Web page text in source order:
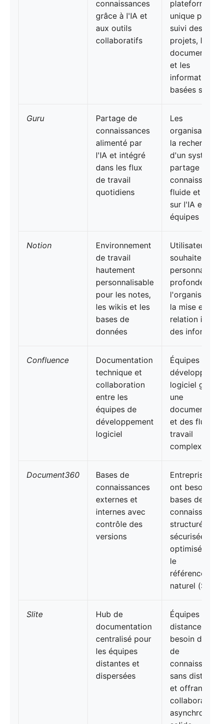
connaissances
grâce à l'IA et
aux outils
collaboratifs
plateforme
unique pour
suivi des
projets, la
et les
informations
basées sur
Guru
Partage de
connaissances
alimenté par
l'IA et intégré
dans les flux
de travail
quotidiens
Les
la recherche
d'un
partage des
fluide et basé
sur l'IA entre
équipes
Notion
Environnement
de travail
hautement
personnalisable
pour les notes,
les wikis et les
bases de
données
Utilisateurs
souhaitent
profondeur
la mise en
relation
des
Confluence
Documentation
technique et
collaboration
entre les
équipes de
développement
logiciel
Équipes de
logiciel
une
et des flux
travail
complexes
Document360
Bases de
connaissances
externes et
internes avec
contrôle des
versions
Entreprises
ont besoin
bases de
structurées,
sécurisées et
optimisées
le
naturel (SEO)
Slite
Hub de
documentation
centralisé pour
les équipes
distantes et
dispersées
Équipes à
distance
besoin d'un
de
sans
et offrant
collaboration
asynchrone